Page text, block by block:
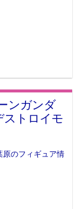
ンガンダ
ストロイモ
原のフィギュア情